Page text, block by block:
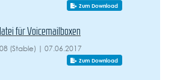
Zum Download
für Voicemailboxen
(Stable) | 07.06.2017
Zum Download